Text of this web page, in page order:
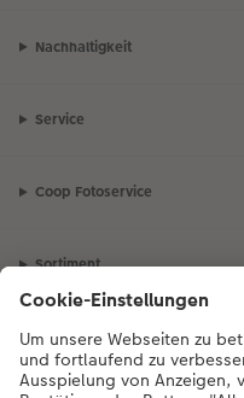
Nachhaltigkeit
Service
Coop Fotoservice
Sortiment
Inspiration